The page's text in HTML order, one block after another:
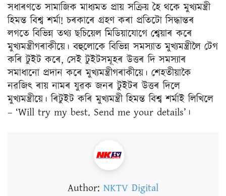
সধাৰণতে সামাজিক মাধ্যমত প্ৰায় সক্ৰিয় হৈ থকে মুখ্যমন্ত্ৰী
হিমন্ত বিশ্ব শৰ্মা! চৰকাৰে গ্ৰহণ কৰা প্ৰতিটো সিদ্ধান্তৰ
লগতে বিভিন্ন তথ্য ছচিয়েল মিডিয়াযোগে শ্বেয়াৰ কৰে
মুখ্যমন্ত্ৰীগৰাকীয়ে। বহুলোকে বিভিন্ন সমস্যাত মুখ্যমন্ত্ৰীলৈ টেগ
কৰি টুইট কৰে, সেই টুইটসমূহৰ উত্তৰ দি সমস্যাৰ
সমাধানো প্ৰদান কৰে মুখ্যমন্ত্ৰীগৰাকীয়ে। শেহতীয়াকৈ
নৱজিৎ ৰায় নামৰ যুৱক জনৰ টুইটৰ উত্তৰ দিলে
মুখ্যমন্ত্ৰীয়ে। ৰিটুইট কৰি মুখ্যমন্ত্ৰী হিমন্ত বিশ্ব শৰ্মাই লিখিলে
– ‘Will try my best. Send me your details’।
Author: NKTV Digital